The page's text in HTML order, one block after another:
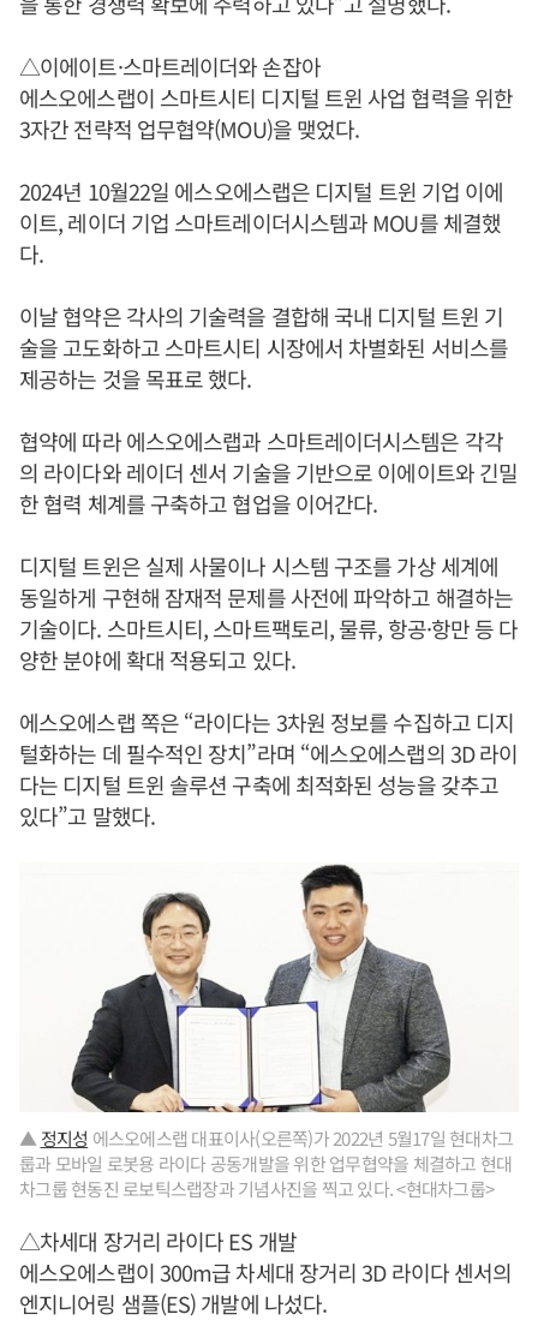
△이에이트·스마트레이더와 손잡아
에스오에스랩이 스마트시티 디지털 트윈 사업 협력을 위한
3자간 전략적 업무협약(MOU)을 맺었다.
2024년 10월22일 에스오에스랩은 디지털 트윈 기업 이에
이트, 레이더 기업 스마트레이더시스템과 MOU를 체결했
다.
이날 협약은 각사의 기술력을 결합해 국내 디지털 트윈 기
술을 고도화하고 스마트시티 시장에서 차별화된 서비스를
제공하는 것을 목표로 했다.
협약에 따라 에스오에스랩과 스마트레이더시스템은 각각
의 라이다와 레이더 센서 기술을 기반으로 이에이트와 긴밀
한 협력 체계를 구축하고 협업을 이어간다.
디지털 트윈은 실제 사물이나 시스템 구조를 가상 세계에
동일하게 구현해 잠재적 문제를 사전에 파악하고 해결하는
기술이다. 스마트시티, 스마트팩토리, 물류, 항공·항만 등 다
양한 분야에 확대 적용되고 있다.
에스오에스랩 쪽은 “라이다는 3차원 정보를 수집하고 디지
털화하는 데 필수적인 장치”라며 “에스오에스랩의 3D 라이
다는 디지털 트윈 솔루션 구축에 최적화된 성능을 갖추고
있다”고 말했다.
▲ 정지성 에스오에스랩 대표이사(오른쪽)가 2022년 5월17일 현대차그
룹과 모바일 로봇용 라이다 공동개발을 위한 업무협약을 체결하고 현대
차그룹 현동진 로보틱스랩장과 기념사진을 찍고 있다. <현대차그룹>
△차세대 장거리 라이다 ES 개발
에스오에스랩이 300m급 차세대 장거리 3D 라이다 센서의
엔지니어링 샘플(ES) 개발에 나섰다.